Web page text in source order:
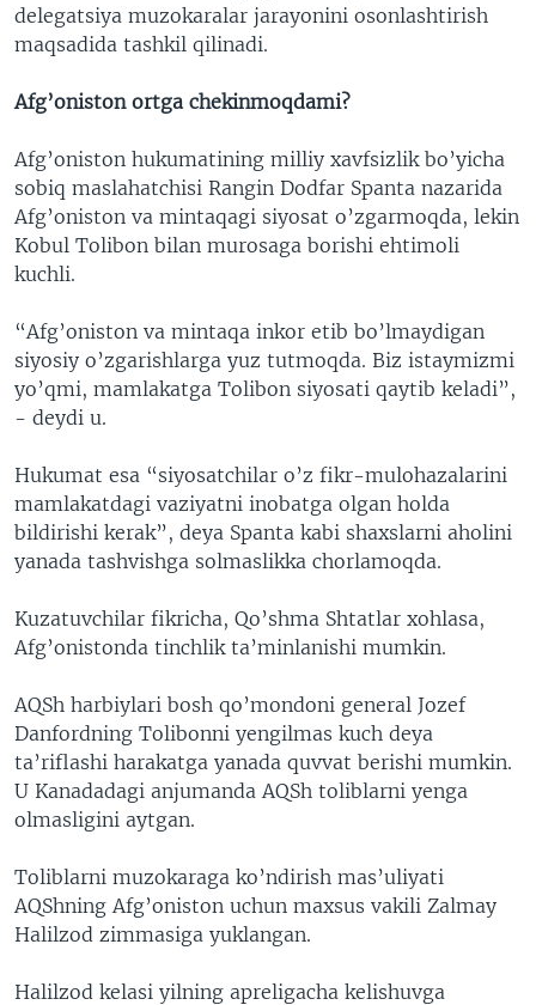
delegatsiya muzokaralar jarayonini osonlashtirish
maqsadida tashkil qilinadi.
Afg’oniston ortga chekinmoqdami?
Afg’oniston hukumatining milliy xavfsizlik bo’yicha
sobiq maslahatchisi Rangin Dodfar Spanta nazarida
Afg’oniston va mintaqagi siyosat o’zgarmoqda, lekin
Kobul Tolibon bilan murosaga borishi ehtimoli
kuchli.
“Afg’oniston va mintaqa inkor etib bo’lmaydigan
siyosiy o’zgarishlarga yuz tutmoqda. Biz istaymizmi
yo’qmi, mamlakatga Tolibon siyosati qaytib keladi”,
- deydi u.
Hukumat esa “siyosatchilar o’z fikr-mulohazalarini
mamlakatdagi vaziyatni inobatga olgan holda
bildirishi kerak”, deya Spanta kabi shaxslarni aholini
yanada tashvishga solmaslikka chorlamoqda.
Kuzatuvchilar fikricha, Qo’shma Shtatlar xohlasa,
Afg’onistonda tinchlik ta’minlanishi mumkin.
AQSh harbiylari bosh qo’mondoni general Jozef
Danfordning Tolibonni yengilmas kuch deya
ta’riflashi harakatga yanada quvvat berishi mumkin.
U Kanadadagi anjumanda AQSh toliblarni yenga
olmasligini aytgan.
Toliblarni muzokaraga ko’ndirish mas’uliyati
AQShning Afg’oniston uchun maxsus vakili Zalmay
Halilzod zimmasiga yuklangan.
Halilzod kelasi yilning apreligacha kelishuvga